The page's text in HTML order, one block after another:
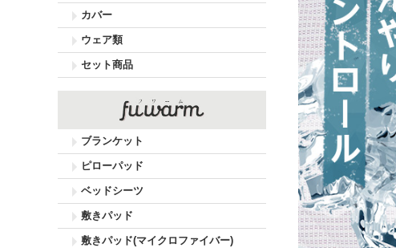
カバー
ウェア類
セット商品
ブランケット
ピローパッド
ベッドシーツ
敷きパッド
敷きパッド(マイクロファイバー)